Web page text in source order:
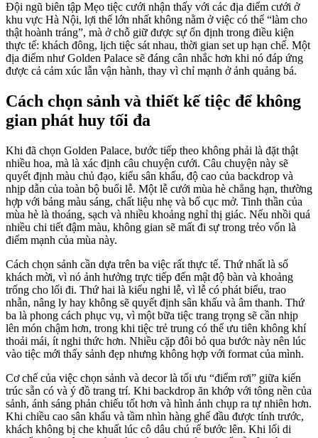
Đội ngũ biên tập Mẹo tiệc cưới nhận thấy với các địa điểm cưới ở
khu vực Hà Nội, lợi thế lớn nhất không nằm ở việc có thể “làm cho
thật hoành tráng”, mà ở chỗ giữ được sự ổn định trong điều kiện
thực tế: khách đông, lịch tiệc sát nhau, thời gian set up hạn chế. Một
địa điểm như Golden Palace sẽ đáng cân nhắc hơn khi nó đáp ứng
được cả cảm xúc lẫn vận hành, thay vì chỉ mạnh ở ảnh quảng bá.
Cách chọn sảnh và thiết kế tiệc để không
gian phát huy tối đa
Khi đã chọn Golden Palace, bước tiếp theo không phải là đặt thật
nhiều hoa, mà là xác định câu chuyện cưới. Câu chuyện này sẽ
quyết định màu chủ đạo, kiểu sân khấu, độ cao của backdrop và
nhịp dẫn của toàn bộ buổi lễ. Một lễ cưới mùa hè chẳng hạn, thường
hợp với bảng màu sáng, chất liệu nhẹ và bố cục mở. Tinh thần của
mùa hè là thoáng, sạch và nhiều khoảng nghỉ thị giác. Nếu nhồi quá
nhiều chi tiết đậm màu, không gian sẽ mất đi sự trong trẻo vốn là
điểm mạnh của mùa này.
Cách chọn sảnh cần dựa trên ba việc rất thực tế. Thứ nhất là số
khách mời, vì nó ảnh hưởng trực tiếp đến mật độ bàn và khoảng
trống cho lối đi. Thứ hai là kiểu nghi lễ, vì lễ có phát biểu, trao
nhẫn, nâng ly hay không sẽ quyết định sân khấu và âm thanh. Thứ
ba là phong cách phục vụ, vì một bữa tiệc trang trọng sẽ cần nhịp
lên món chậm hơn, trong khi tiệc trẻ trung có thể ưu tiên không khí
thoải mái, ít nghi thức hơn. Nhiều cặp đôi bỏ qua bước này nên lúc
vào tiệc mới thấy sảnh đẹp nhưng không hợp với format của mình.
Cơ chế của việc chọn sảnh và decor là tối ưu “điểm rơi” giữa kiến
trúc sẵn có và ý đồ trang trí. Khi backdrop ăn khớp với tông nền của
sảnh, ánh sáng phản chiếu tốt hơn và hình ảnh chụp ra tự nhiên hơn.
Khi chiều cao sân khấu và tầm nhìn hàng ghế đầu được tính trước,
khách không bị che khuất lúc cô dâu chú rể bước lên. Khi lối di